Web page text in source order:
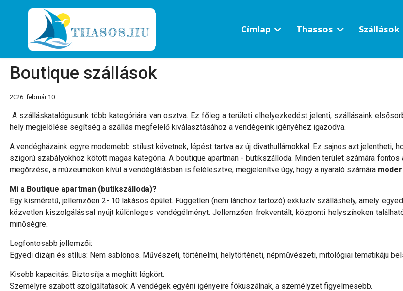
Címlap Thassos Szállások
Boutique szállások
2026. február 10
A szálláskatalógusunk több kategóriára van osztva. Ez főleg a területi elhelyezkedést jelenti, szállásaink
hely megjelölése segítség a szállás megfelelő kiválasztásához a vendégeink igényéhez igazodva.
A vendégházaink egyre modernebb stílust követnek, lépést tartva az új divathullámokkal. Ez sajnos azt jelentheti,
szigorú szabályokhoz kötött magas kategória. A boutique apartman - butikszálloda. Minden terület számára
megőrzése, a múzeumokon kívül a vendéglátásban is felélesztve, megjelenítve úgy, hogy a nyaraló számára
Mi a Boutique apartman (butikszálloda)?
Egy kisméretű, jellemzően 2- 10 lakásos épület. Független (nem lánchoz tartozó) exkluzív szálláshely, amely
közvetlen kiszolgálással nyújt különleges vendégélményt. Jellemzően frekventált, központi helyszíneken
minőségre.
Legfontosabb jellemzői:
Egyedi dizájn és stílus: Nem sablonos. Művészeti, történelmi, helytörténeti, népművészeti, mitológiai tematikájú
Kisebb kapacitás: Biztosítja a meghitt légkört.
Személyre szabott szolgáltatások: A vendégek egyéni igényeire fókuszálnak, a személyzet figyelmesebb.